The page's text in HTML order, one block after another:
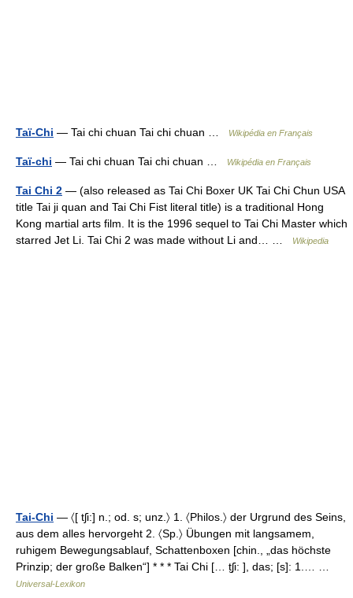
Taï-Chi — Tai chi chuan Tai chi chuan … Wikipédia en Français
Taï-chi — Tai chi chuan Tai chi chuan … Wikipédia en Français
Tai Chi 2 — (also released as Tai Chi Boxer UK Tai Chi Chun USA
title Tai ji quan and Tai Chi Fist literal title) is a traditional Hong
Kong martial arts film. It is the 1996 sequel to Tai Chi Master which
starred Jet Li. Tai Chi 2 was made without Li and… …
Wikipedia
Tai-Chi — 〈[ tʃi:] n.; od. s; unz.〉 1. 〈Philos.〉 der Urgrund des Seins,
aus dem alles hervorgeht 2. 〈Sp.〉 Übungen mit langsamem,
ruhigem Bewegungsablauf, Schattenboxen [chin., „das höchste
Prinzip; der große Balken“] * * * Tai Chi [… t̮ʃi: ], das; [s]: 1.… …
Universal-Lexikon